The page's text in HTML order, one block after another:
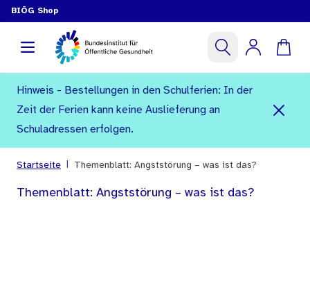
BIÖG Shop
Hinweis - Bestellungen in den Schulferien: In der
Zeit der Ferien kann keine Auslieferung an
Schuladressen erfolgen.
Startseite Themenblatt: Angststörung – was ist das?
Themenblatt: Angststörung – was ist das?